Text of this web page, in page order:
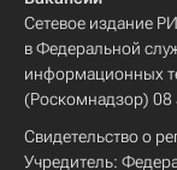
Сетевое издание
в Федеральной
информационных
(Роскомнадзор) 08
Свидетельство о
Учредитель: